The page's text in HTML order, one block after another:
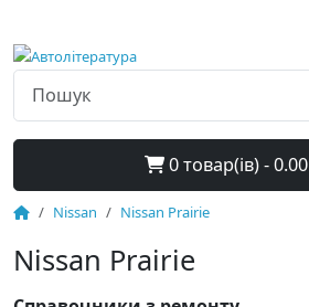
0 товар(ів) -
Nissan Nissan Prairie
Nissan Prairie